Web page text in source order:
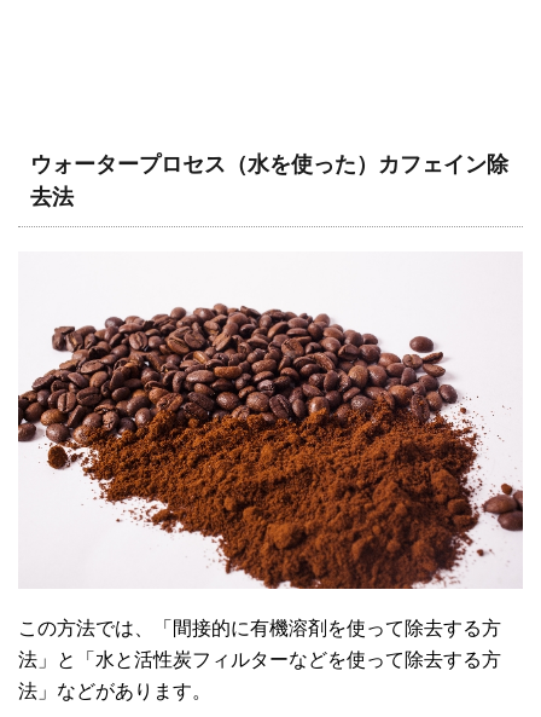
ウォータープロセス（水を使った）カフェイン除
去法
この方法では、「間接的に有機溶剤を使って除去する方
法」と「水と活性炭フィルターなどを使って除去する方
法」などがあります。